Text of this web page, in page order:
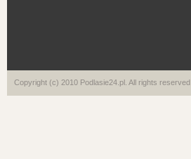
Copyright (c) 2010 Podlasie24.pl. All rights reserved